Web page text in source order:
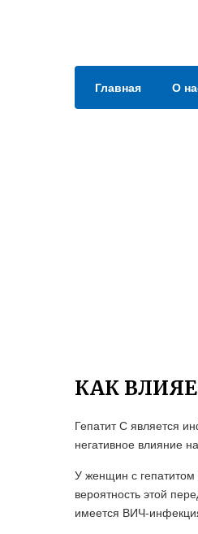
Главная О
КАК
Гепатит С является
негативное влияние
У женщин с
вероятность этой
имеется ВИЧ-